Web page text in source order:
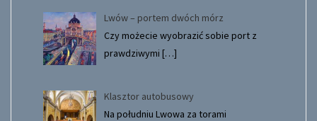
Lwów – portem dwóch mórz
Czy możecie wyobrazić sobie port z
prawdziwymi […]
Klasztor autobusowy
Na południu Lwowa za torami